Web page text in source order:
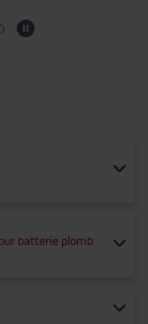
batterie plomb